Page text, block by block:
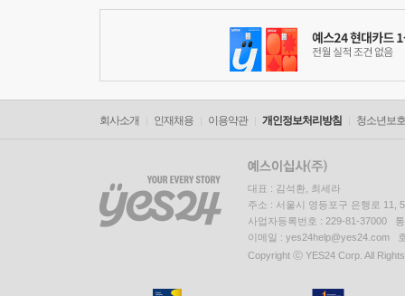
회사소개 인재채용 이용약관 개인정보처리방침 청소년보
대표 : 김석환, 최세라
주소 : 서울시 영등포구 은행로 11,
사업자등록번호 : 229-81-37000
이메일 : yes24help@yes24.com
Copyright ⓒ YES24 Corp. All